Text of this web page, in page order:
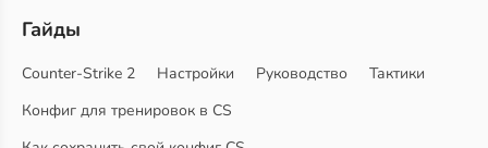
Гайды
Counter-Strike 2 Настройки Руководство
Тактики
Конфиг для тренировок в CS